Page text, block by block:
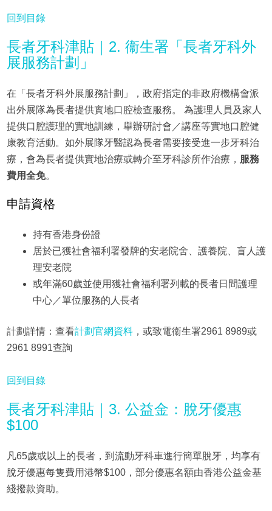
回到目錄
長者牙科津貼｜2. 衞生署「長者牙科外
展服務計劃」
在「長者牙科外展服務計劃」，政府指定的非政府機構會派
出外展隊為長者提供實地口腔檢查服務。 為護理人員及家人
提供口腔護理的實地訓練，舉辦研討會／講座等實地口腔健
康教育活動。如外展隊牙醫認為長者需要接受進一步牙科治
療，會為長者提供實地治療或轉介至牙科診所作治療， 服務
費用全免。
申請資格
持有香港身份證
居於已獲社會福利署發牌的安老院舍、護養院、盲人護
理安老院
或年滿60歲並使用獲社會福利署列載的長者日間護理
中心／單位服務的人長者
計劃詳情：查看計劃官網資料，或致電衞生署2961 8989或
2961 8991查詢
回到目錄
長者牙科津貼｜3. 公益金：脫牙優惠
$100
凡65歲或以上的長者，到流動牙科車進行簡單脫牙，均享有
脫牙優惠每隻費用港幣$100，部分優惠名額由香港公益金基
綫撥款資助。